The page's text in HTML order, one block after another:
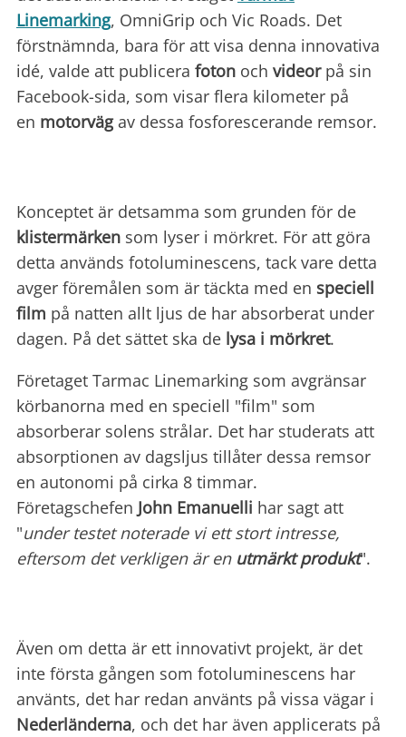
Linemarking, OmniGrip och Vic Roads. Det
förstnämnda, bara för att visa denna innovativa
idé, valde att publicera foton och videorpå sin
Facebook-sida, som visar flera kilometer på
en motorvägav dessa fosforescerande remsor.
Konceptet är detsamma som grunden för de
klistermärken som lyser i mörkret. För att göra
detta används fotoluminescens, tack vare detta
avger föremålen som är täckta med en speciell
film på natten allt ljus de har absorberat under
dagen. På det sättet ska de lysa i mörkret.
Företaget Tarmac Linemarking som avgränsar
körbanorna med en speciell "film" som
absorberar solens strålar. Det har studerats att
absorptionen av dagsljus tillåter dessa remsor
en autonomi på cirka 8 timmar.
Företagschefen John Emanuelli har sagt att
"under testet noterade vi ett stort intresse,
eftersom det verkligen är en utmärkt produkt".
Även om detta är ett innovativt projekt, är det
inte första gången som fotoluminescens har
använts, det har redan använts på vissa vägar i
Nederländerna, och det har även applicerats på